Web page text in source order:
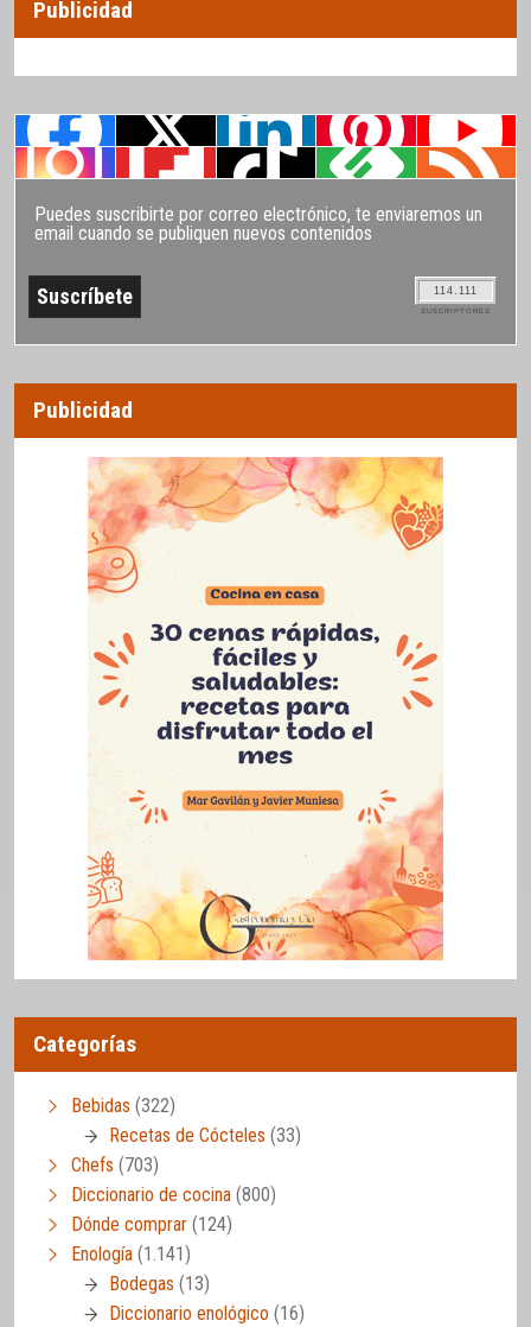
Publicidad
Puedes suscribirte por correo electrónico, te enviaremos un
email cuando se publiquen nuevos contenidos
114.111
SUSCRIPTORES
Publicidad
Categorías
Bebidas (322)
Recetas de Cócteles (33)
Chefs (703)
Diccionario de cocina (800)
Dónde comprar (124)
Enología (1.141)
Bodegas (13)
Diccionario enológico (16)